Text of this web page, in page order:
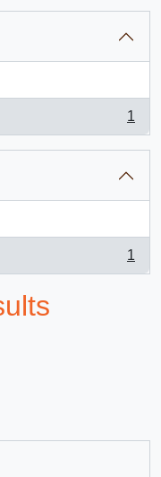
1
1